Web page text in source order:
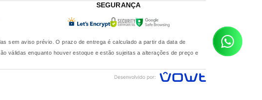
SEGURANÇA
sem aviso prévio. O prazo de entrega é calculado a partir da data de
válidas enquanto houver estoque e estão sujeitas a alterações de preço e